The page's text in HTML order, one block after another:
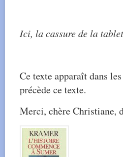
Ici, la cassure de la
Ce texte apparaît dans
précède ce texte.
Merci, chère Christiane,